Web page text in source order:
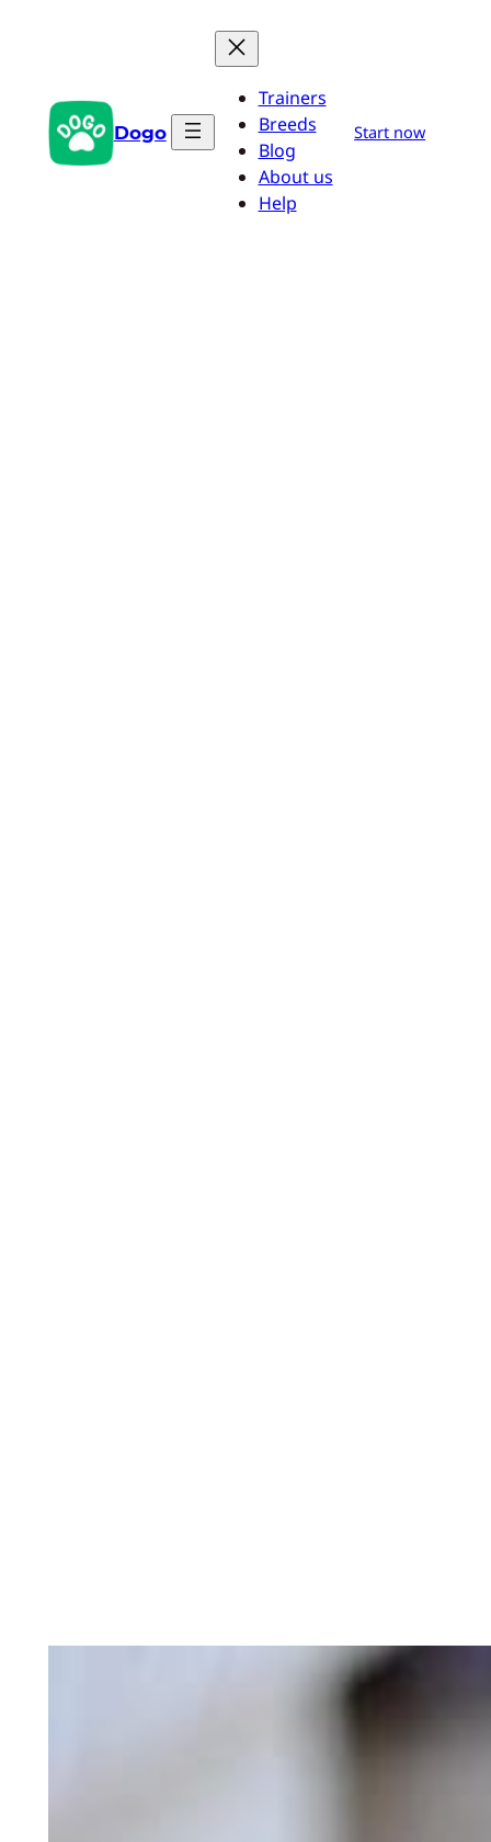
Dogo
Trainers
Breeds
Blog
About us
Help
Start now